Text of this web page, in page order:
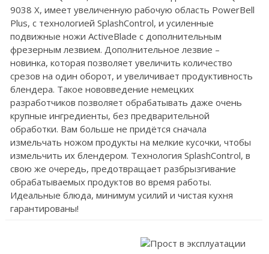
9038 X, имеет увеличенную рабочую область PowerBell
Plus, с технологией SplashControl, и усиленные
подвижные ножи ActiveBlade с дополнительным
фрезерным лезвием. Дополнительное лезвие –
новинка, которая позволяет увеличить количество
срезов на один оборот, и увеличивает продуктивность
блендера. Такое нововведение немецких
разработчиков позволяет обрабатывать даже очень
крупные ингредиенты, без предварительной
обработки. Вам больше не придётся сначала
измельчать ножом продукты на мелкие кусочки, чтобы
измельчить их блендером. Технология SplashControl, в
свою же очередь, предотвращает разбрызгивание
обрабатываемых продуктов во время работы.
Идеальные блюда, минимум усилий и чистая кухня
гарантированы!